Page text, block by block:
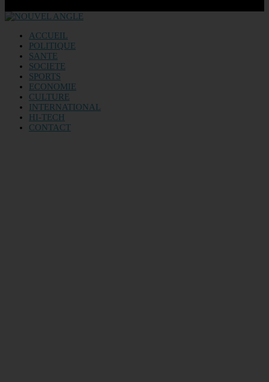
ACCUEIL
POLITIQUE
SANTE
SOCIETE
SPORTS
ECONOMIE
CULTURE
INTERNATIONAL
HI-TECH
CONTACT